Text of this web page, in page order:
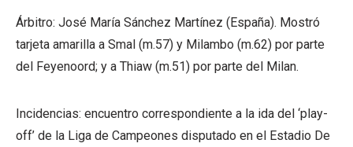
Árbitro: José María Sánchez Martínez (España). Mostró
tarjeta amarilla a Smal (m.57) y Milambo (m.62) por parte
del Feyenoord; y a Thiaw (m.51) por parte del Milan.
Incidencias: encuentro correspondiente a la ida del ‘play-
off’ de la Liga de Campeones disputado en el Estadio De